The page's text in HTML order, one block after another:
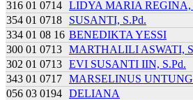
316 01 0714 LIDYA MARIA REGINA,
354 01 0718
SUSANTI, S.Pd.
334 01 08 16 BENEDIKTA YESSI
300 01 0713 MARTHALILI ASWATI,
302 01 0713 EVI SUSANTI IIN, S.Pd.
343 01 0717 MARSELINUS UNTUNG
056 03 0194 DELIANA